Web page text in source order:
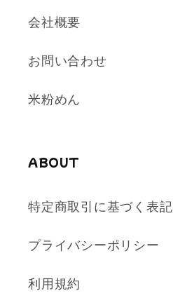
会社概要
お問い合わせ
米粉めん
ABOUT
特定商取引に基づく表記
プライバシーポリシー
利用規約